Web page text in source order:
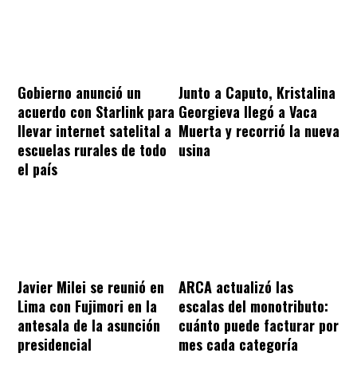
Gobierno anunció un
acuerdo con Starlink para
llevar internet satelital a
escuelas rurales de todo
el país
Junto a Caputo, Kristalina
Georgieva llegó a Vaca
Muerta y recorrió la nueva
usina
Javier Milei se reunió en
Lima con Fujimori en la
antesala de la asunción
presidencial
ARCA actualizó las
escalas del monotributo:
cuánto puede facturar por
mes cada categoría